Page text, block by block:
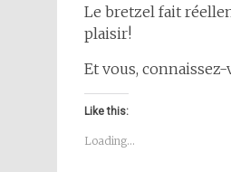
Le bretzel fait
plaisir!
Et vous,
Like this:
Loading...